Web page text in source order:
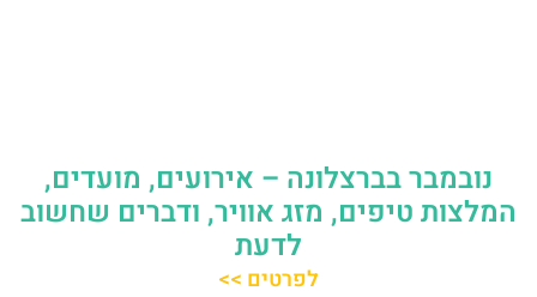
נובמבר בברצלונה – אירועים, מועדים,
המלצות טיפים, מזג אוויר, ודברים שחשוב
לדעת
לפרטים >>